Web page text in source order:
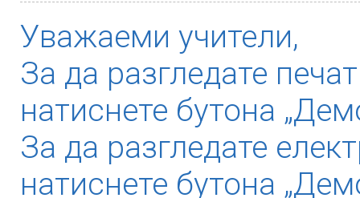
Уважаеми учители,
За да разгледате
натиснете бутона
За да разгледате
натиснете бутона